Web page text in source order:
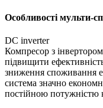
Особливості мульти-
DC inverter
Компресор з
підвищити
зниження споживання
система значно
постійною потужністю